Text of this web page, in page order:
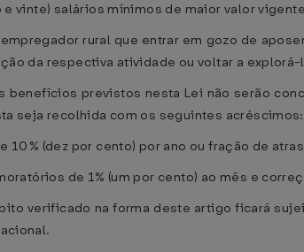
e vinte) salários mínimos de maior valor
rural que entrar em gozo de
da respectiva atividade ou voltar a explorá-
benefícios previstos nesta Lei não serão
seja recolhida com os seguintes acréscimos:
10% (dez por cento) por ano ou fração de
de 1% (um por cento) ao mês e
verificado na forma deste artigo ficará